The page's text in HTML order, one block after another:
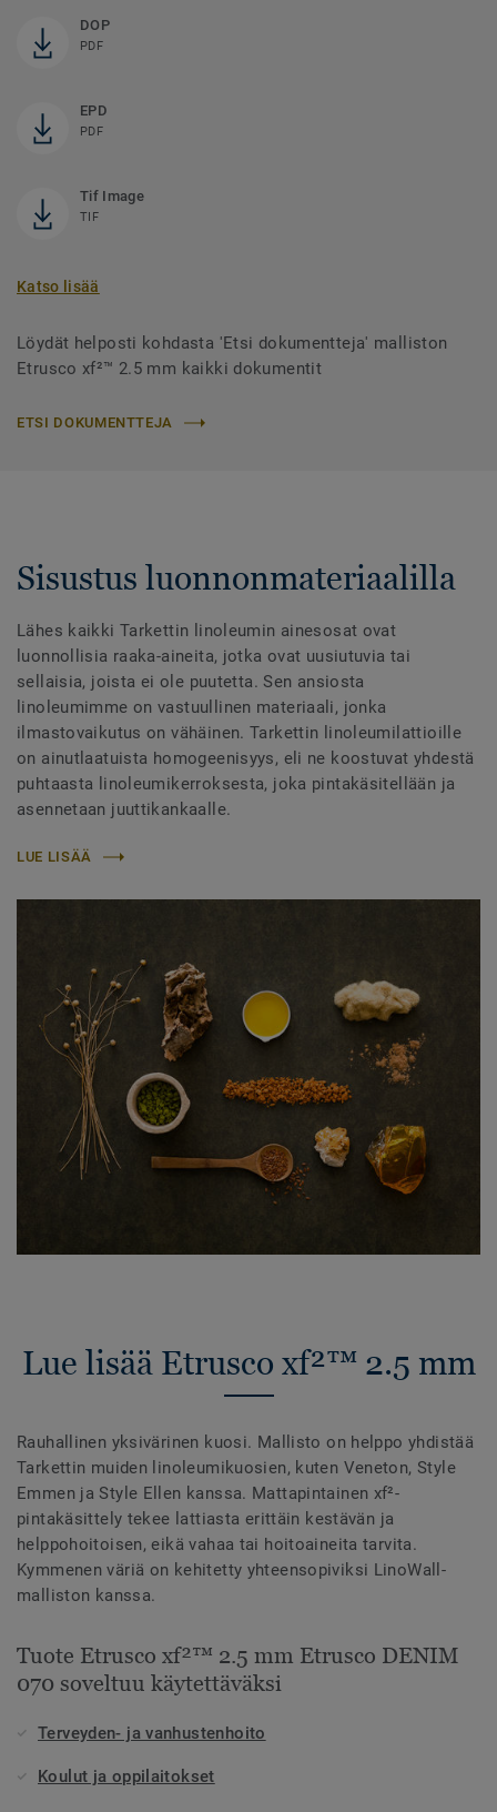
DOP
PDF
EPD
PDF
Tif Image
TIF
Katso lisää
Löydät helposti kohdasta 'Etsi dokumentteja' malliston
Etrusco xf²™ 2.5 mm kaikki dokumentit
ETSI DOKUMENTTEJA
Sisustus luonnonmateriaalilla
Lähes kaikki Tarkettin linoleumin ainesosat ovat
luonnollisia raaka-aineita, jotka ovat uusiutuvia tai
sellaisia, joista ei ole puutetta. Sen ansiosta
linoleumimme on vastuullinen materiaali, jonka
ilmastovaikutus on vähäinen. Tarkettin linoleumilattioille
on ainutlaatuista homogeenisyys, eli ne koostuvat yhdestä
puhtaasta linoleumikerroksesta, joka pintakäsitellään ja
asennetaan juuttikankaalle.
LUE LISÄÄ
Lue lisää Etrusco xf²™ 2.5 mm
Rauhallinen yksivärinen kuosi. Mallisto on helppo yhdistää
Tarkettin muiden linoleumikuosien, kuten Veneton, Style
Emmen ja Style Ellen kanssa. Mattapintainen xf²-
pintakäsittely tekee lattiasta erittäin kestävän ja
helppohoitoisen, eikä vahaa tai hoitoaineita tarvita.
Kymmenen väriä on kehitetty yhteensopiviksi LinoWall-
malliston kanssa.
Tuote Etrusco xf²™ 2.5 mm Etrusco DENIM
070 soveltuu käytettäväksi
Terveyden- ja vanhustenhoito
Koulut ja oppilaitokset